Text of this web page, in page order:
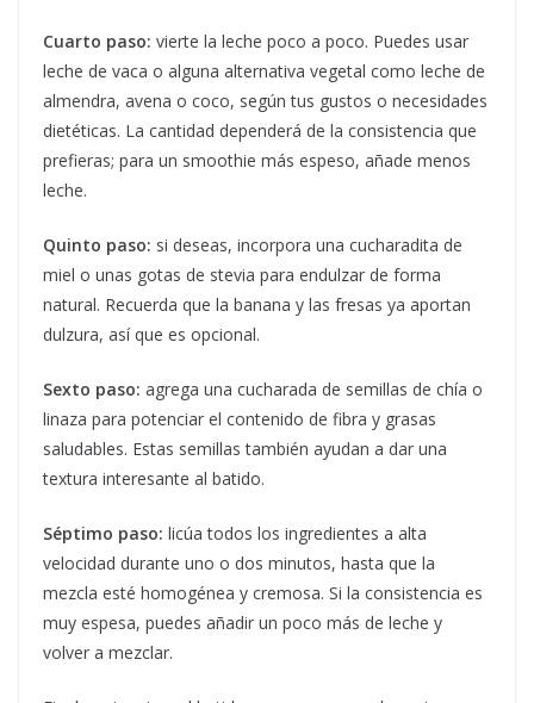
Cuarto paso: vierte la leche poco a poco. Puedes usar
leche de vaca o alguna alternativa vegetal como leche de
almendra, avena o coco, según tus gustos o necesidades
dietéticas. La cantidad dependerá de la consistencia que
prefieras; para un smoothie más espeso, añade menos
leche.
Quinto paso: si deseas, incorpora una cucharadita de
miel o unas gotas de stevia para endulzar de forma
natural. Recuerda que la banana y las fresas ya aportan
dulzura, así que es opcional.
Sexto paso: agrega una cucharada de semillas de chía o
linaza para potenciar el contenido de fibra y grasas
saludables. Estas semillas también ayudan a dar una
textura interesante al batido.
Séptimo paso: licúa todos los ingredientes a alta
velocidad durante uno o dos minutos, hasta que la
mezcla esté homogénea y cremosa. Si la consistencia es
muy espesa, puedes añadir un poco más de leche y
volver a mezclar.